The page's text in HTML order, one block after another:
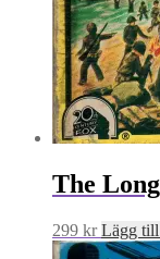
The
299 kr Lägg